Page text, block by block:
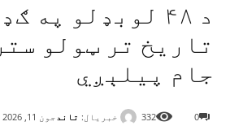
د ۴۸ لوبډلو په
تاریخ تر ټولو
جام پیلېږي
خبریال: تاند جون 11, 2026 0
332